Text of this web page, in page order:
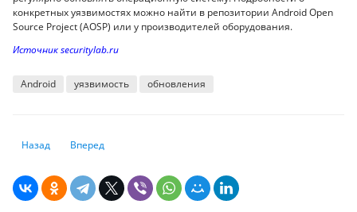
конкретных уязвимостях можно найти в репозитории Android Open
Source Project (AOSP) или у производителей оборудования.
Источник securitylab.ru
Android уязвимость обновления
Предыдущий: Ладонь вместо кошелька: новая эра платежей или путь
Назад Следующий: 319 уязвимостей за 96 часов: как 20 стран
Вперед